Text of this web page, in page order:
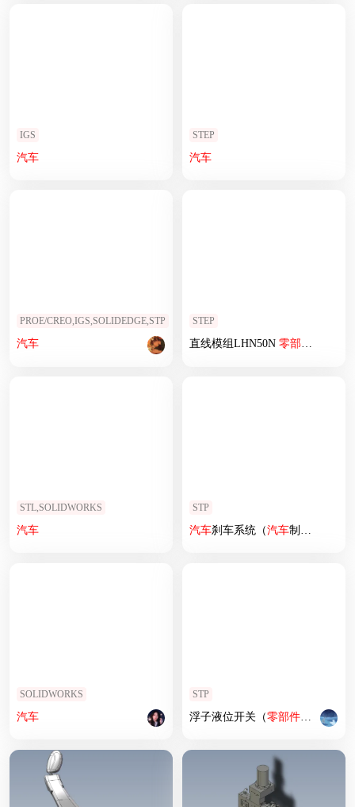
IGS
汽车
STEP
汽车
PROE/CREO,IGS,SOLIDEDGE,STP
汽车
STEP
直线模组LHN50N 零部件
STL,SOLIDWORKS
汽车
STP
汽车刹车系统（汽车制动系统）
SOLIDWORKS
汽车
STP
浮子液位开关（零部件+实物图）